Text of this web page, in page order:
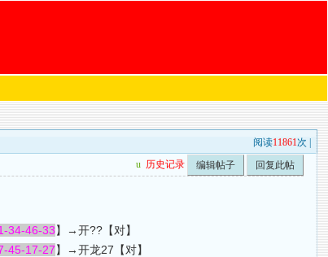
阅读11861次 |
u 历史记录 编辑帖子 回复此帖
34-46-33】→开??【对】
45-17-27】→开龙27【对】